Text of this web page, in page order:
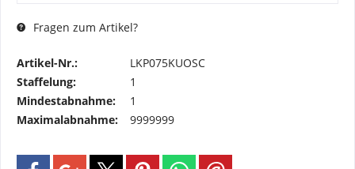
Fragen zum Artikel?
Artikel-Nr.:
LKP075KUOSC
Staffelung:
1
Mindestabnahme:
1
Maximalabnahme:
9999999